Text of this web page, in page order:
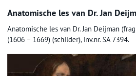
Anatomische les van Dr. Jan
Anatomische les van Dr. Jan Deijman
(1606 – 1669) (schilder), inv.nr. SA 7394.